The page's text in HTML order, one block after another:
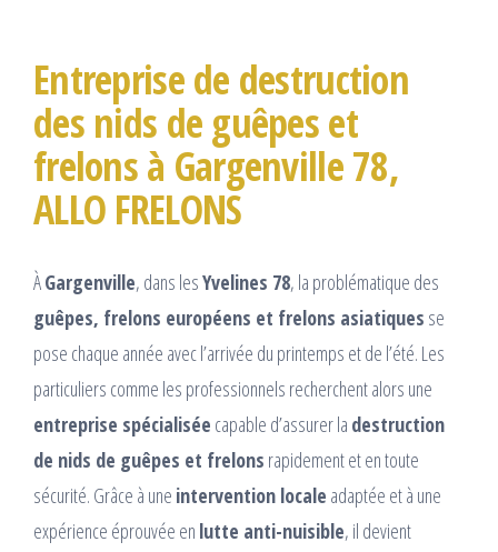
Entreprise de destruction
des nids de guêpes et
frelons à Gargenville 78,
ALLO FRELONS
ÀGargenville, dans lesYvelines 78, la problématique des
guêpes, frelons européens et frelons asiatiques se
pose chaque année avec l’arrivée du printemps et de l’été. Les
particuliers comme les professionnels recherchent alors une
entreprise spécialisée capable d’assurer la destruction
de nids de guêpes et frelons rapidement et en toute
sécurité. Grâce à une intervention locale adaptée et à une
expérience éprouvée en lutte anti-nuisible, il devient